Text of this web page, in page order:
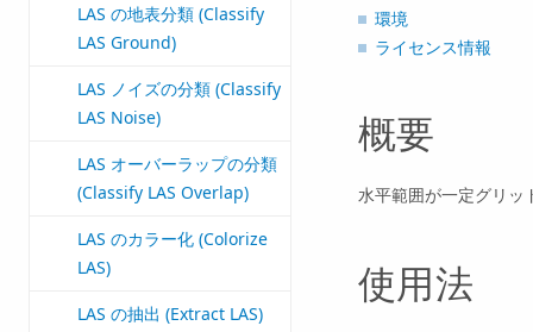
LAS の地表分類 (Classify
LAS Ground)
LAS ノイズの分類 (Classify
LAS Noise)
LAS オーバーラップの分類
(Classify LAS Overlap)
LAS のカラー化 (Colorize
LAS)
LAS の抽出 (Extract LAS)
環境
ライセンス情報
概要
水平範囲が一定グリッ
使用法